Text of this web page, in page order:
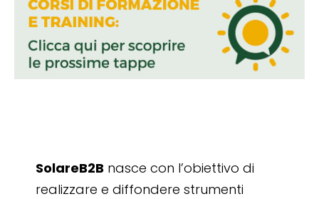
SolareB2B nasce con l’obiettivo di
realizzare e diffondere strumenti